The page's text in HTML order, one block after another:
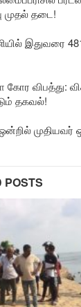
முதல் தடை!
இதுவரை 481
கோர விபத்து:
தகவல்!
முதியவர்
POSTS